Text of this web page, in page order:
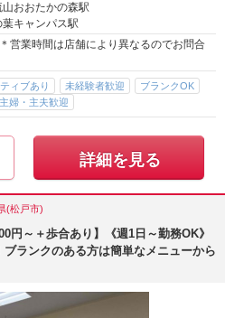
おおたかの森駅
キャンパス駅
営業時間は店舗により異なるのでお問合
ィブあり 未経験者歓迎
ブランクOK
主婦・主夫歓迎
詳細を見る
(松戸市)
～＋歩合あり】《週1日～勤務OK》
ランクのある方は簡単なメニューから